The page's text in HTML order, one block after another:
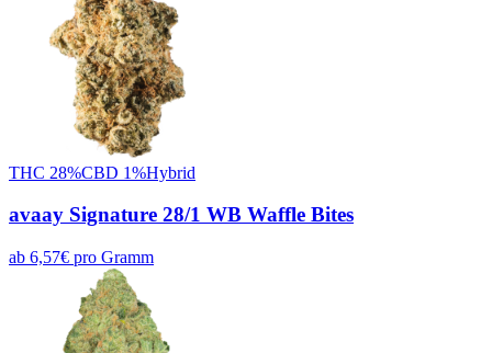
THC 28%CBD 1%Hybrid
avaay Signature 28/1 WB Waffle Bites
ab 6,57€ pro Gramm